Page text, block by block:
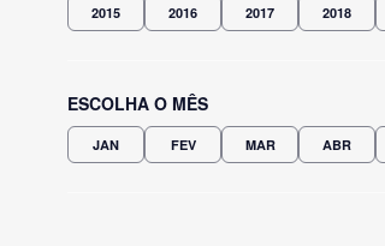
2015 2016 2017 2018
ESCOLHA O MÊS
JAN FEV MAR ABR